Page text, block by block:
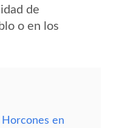
de
o en los
en